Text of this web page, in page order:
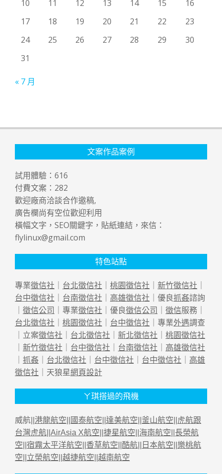
10
11 12 13 14 15
16
17
18 19 20 21 22
23
24
25 26 27 28 29
30
31
« 7 月
文案作品案例
試用體驗： 616
付費文案： 282
歡迎廠商洽談合作邀稿,
廣告欄尚有空位歡迎利用
橫幅文字，SEO關鍵字，貼紙連結，來信：
flylinux@gmail.com
特色站點
專業徵信社 ｜ 台北徵信社 ｜ 桃園徵信社 ｜ 新竹徵信社 ｜
台中徵信社 ｜ 台南徵信社 ｜ 高雄徵信社 ｜優良抓姦諮詢
｜ 徵信公司 ｜專業徵信社 ｜優良徵信公司 ｜ 徵信服務｜
台北徵信社 ｜ 桃園徵信社 ｜ 台中徵信社 ｜專業外遇調查
｜立案徵信社 ｜ 台北徵信社 ｜ 新北徵信社 ｜ 桃園徵信社
｜ 新竹徵信社 ｜ 台中徵信社 ｜ 台南徵信社 ｜ 高雄徵信社
｜ 抓姦 ｜ 台北徵信社 ｜ 台中徵信社 ｜ 台中徵信社 ｜ 高雄
徵信社 ｜天狼星網頁設計
ㄚ琪搭過的飛機
威航|| 港龍航空 國泰航空 達美航空 釜山航空
虎航跟
台灣虎航 AirAsia X航空 捷星航空 海南航空 長榮航
空 宿霧太平洋航空 香草航空 酷航 日本航空 樂桃航
空 立榮航空 越捷航空 越南航空